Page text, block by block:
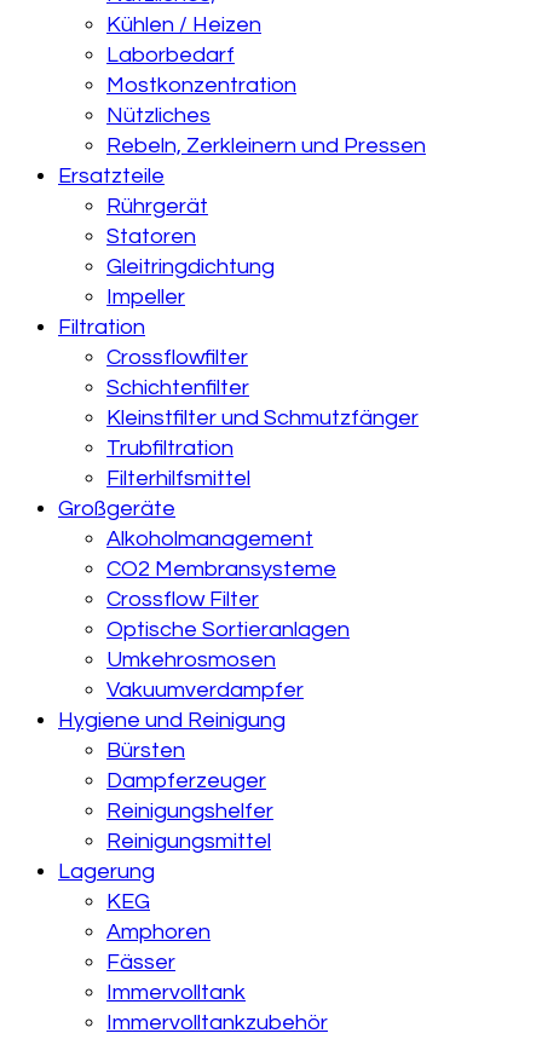
Kühlen / Heizen
Laborbedarf
Mostkonzentration
Nützliches
Rebeln, Zerkleinern und Pressen
Ersatzteile
Rührgerät
Statoren
Gleitringdichtung
Impeller
Filtration
Crossflowfilter
Schichtenfilter
Kleinstfilter und Schmutzfänger
Trubfiltration
Filterhilfsmittel
Großgeräte
Alkoholmanagement
CO2 Membransysteme
Crossflow Filter
Optische Sortieranlagen
Umkehrosmosen
Vakuumverdampfer
Hygiene und Reinigung
Bürsten
Dampferzeuger
Reinigungshelfer
Reinigungsmittel
Lagerung
KEG
Amphoren
Fässer
Immervolltank
Immervolltankzubehör